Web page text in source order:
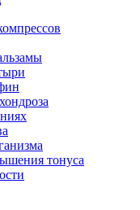
тонуса